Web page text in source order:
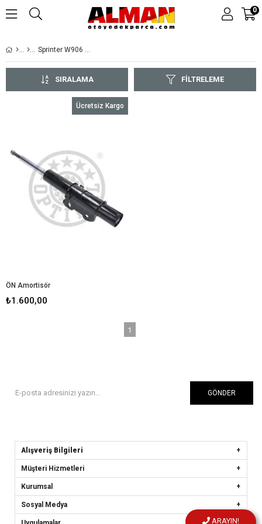
0
Sprinter W906 (2006-2018)
FILTRELEME
SIRALAMA
ÖN Amortisör
₺1.600,00
Ücretsiz Kargo
1
GÖNDER
Alışveriş Bilgileri
Müşteri Hizmetleri
Kurumsal
Sosyal Medya
ARAYIN!